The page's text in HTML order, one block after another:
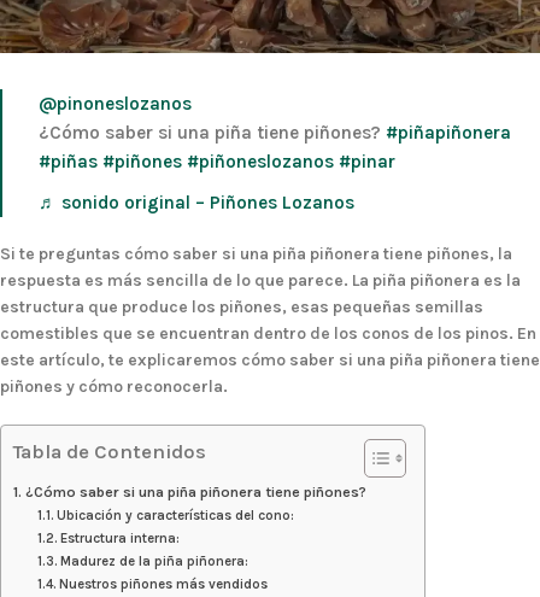
@pinoneslozanos
¿Cómo saber si una piña tiene piñones? #piñapiñonera
#piñas #piñones #piñoneslozanos #pinar
♬ sonido original – Piñones Lozanos
Si te preguntas cómo saber si una piña piñonera tiene piñones, la
respuesta es más sencilla de lo que parece. La piña piñonera es la
estructura que produce los piñones, esas pequeñas semillas
comestibles que se encuentran dentro de los conos de los pinos. En
este artículo, te explicaremos cómo saber si una piña piñonera tiene
piñones y cómo reconocerla.
Tabla de Contenidos
¿Cómo saber si una piña piñonera tiene piñones?
Ubicación y características del cono:
Estructura interna:
Madurez de la piña piñonera:
Nuestros piñones más vendidos